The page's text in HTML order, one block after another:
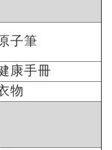
子筆
康手冊
物